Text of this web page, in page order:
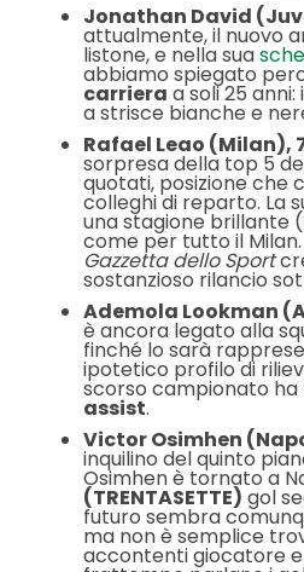
Jonathan David
attualmente, il nuovo
listone, e nella sua
abbiamo spiegato
carriera a soli 25
a strisce bianche e
Rafael Leao (Milan),
sorpresa della top 5
quotati, posizione che
colleghi di reparto. La
una stagione brillante (
come per tutto il
Gazzetta dello Sport
sostanzioso rilancio
Ademola Lookman
è ancora legato alla
finché lo sarà
ipotetico profilo di
scorso campionato
assist.
Victor Osimhen
inquilino del quinto
Osimhen è tornato a
(TRENTASETTE) gol
futuro sembra
ma non è semplice
accontenti giocatore e